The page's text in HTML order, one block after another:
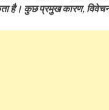
है। कुछ प्रमुख कारण, विवेचन